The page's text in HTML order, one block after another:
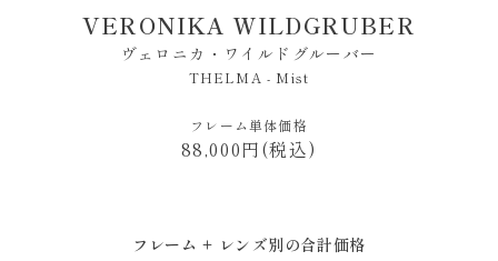
VERONIKA WILDGRUBER
ヴェロニカ・ワイルドグルーバー
THELMA - Mist
フレーム単体価格
88,000円(税込)
フレーム + レンズ別の合計価格